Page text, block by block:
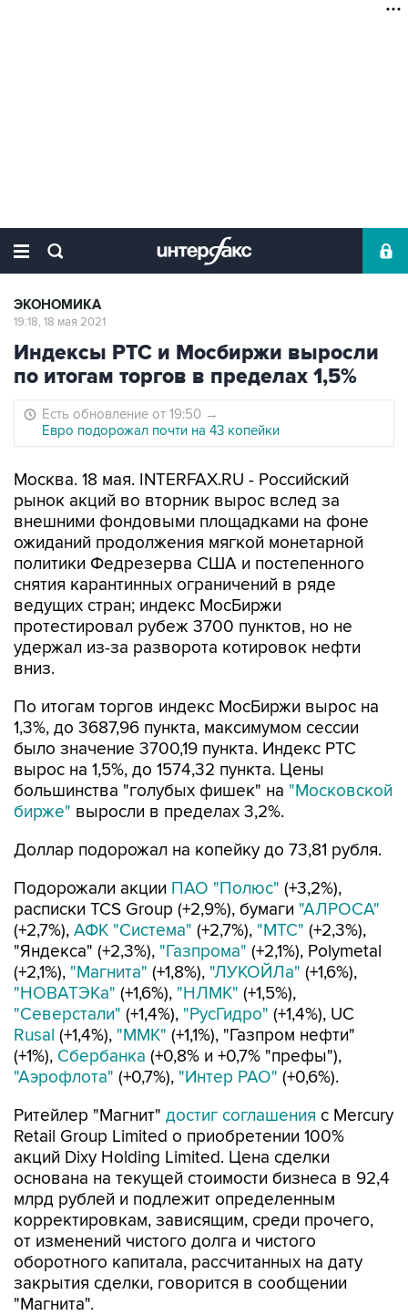
ЭКОНОМИКА
19:18, 18 мая 2021
Индексы РТС и Мосбиржи выросли
по итогам торгов в пределах 1,5%
Есть обновление от 19:50 →
Евро подорожал почти на 43 копейки
Москва. 18 мая. INTERFAX.RU - Российский
рынок акций во вторник вырос вслед за
внешними фондовыми площадками на фоне
ожиданий продолжения мягкой монетарной
политики Федрезерва США и постепенного
снятия карантинных ограничений в ряде
ведущих стран; индекс МосБиржи
протестировал рубеж 3700 пунктов, но не
удержал из-за разворота котировок нефти
вниз.
По итогам торгов индекс МосБиржи вырос на
1,3%, до 3687,96 пункта, максимумом сессии
было значение 3700,19 пункта. Индекс РТС
вырос на 1,5%, до 1574,32 пункта. Цены
большинства "голубых фишек" на "Московской
бирже" выросли в пределах 3,2%.
Доллар подорожал на копейку до 73,81 рубля.
Подорожали акции ПАО "Полюс" (+3,2%),
расписки TCS Group (+2,9%), бумаги "АЛРОСА"
(+2,7%), АФК "Система" (+2,7%), "МТС" (+2,3%),
"Яндекса" (+2,3%), "Газпрома" (+2,1%), Polymetal
(+2,1%), "Магнита" (+1,8%), "ЛУКОЙЛа" (+1,6%),
"НОВАТЭКа" (+1,6%), "НЛМК" (+1,5%),
"Северстали" (+1,4%), "РусГидро" (+1,4%), UC
Rusal (+1,4%), "ММК" (+1,1%), "Газпром нефти"
(+1%), Сбербанка (+0,8% и +0,7% "префы"),
"Аэрофлота" (+0,7%), "Интер РАО" (+0,6%).
Ритейлер "Магнит" достиг соглашения с Mercury
Retail Group Limited о приобретении 100%
акций Dixy Holding Limited. Цена сделки
основана на текущей стоимости бизнеса в 92,4
млрд рублей и подлежит определенным
корректировкам, зависящим, среди прочего,
от изменений чистого долга и чистого
оборотного капитала, рассчитанных на дату
закрытия сделки, говорится в сообщении
"Магнита".